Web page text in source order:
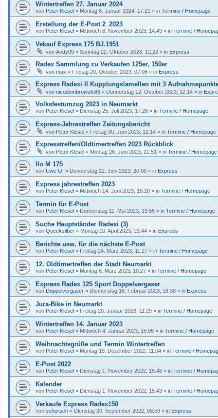
Wintertreffen 27. Januar 2024
von Peter Klesel » Montag 8. Januar 2024, 17:21 » in Termine / Homepage
Erstellung der E-Post 2_2023
von Peter Klesel » Mittwoch 8. November 2023, 14:49 » in Termine /
Vekauf Express 175 BJ.1951
von Andy09 » Sonntag 22. Oktober 2023, 12:22 » in Express
Radex Sammlung zu Verkaufen 125er, 150er
von max » Freitag 20. Oktober 2023, 07:06 » in Express
Express Radexi II Kupplungslamellen mit 3
von nicodombrowski86 » Donnerstag 12. Oktober 2023, 12:14 » in
Volksfestumzug 2023 in Neumarkt
von Peter Klesel » Dienstag 25. Juli 2023, 17:28 » in Termine / Homepage
Express-Jahrestreffen Zeitungsbericht
von Peter Klesel » Freitag 30. Juni 2023, 12:14 » in Termine / Homepage
Expresstreffen/Oldtimertreffen 2023 Rückblick
von Peter Klesel » Montag 26. Juni 2023, 21:51 » in Termine / Homepage
Ilo M 175
von Uwe O. » Donnerstag 22. Juni 2023, 20:00 » in Express
Express jahrestreffen 2023
von Peter Klesel » Mittwoch 14. Juni 2023, 15:20 » in Termine / Homepage
Termin für E-Post
von Peter Klesel » Donnerstag 11. Mai 2023, 19:55 » in Termine / Homepage
Suche Hauptständer Radexi (3)
von Quecksilber » Montag 10. April 2023, 23:44 » in Express
Berichte usw, für die nächste E-Post
von Peter Klesel » Freitag 24. März 2023, 11:27 » in Termine / Homepage
12. Oldtimertreffen der Stadt Neumarkt
von Peter Klesel » Montag 6. März 2023, 10:27 » in Termine / Homepage
Express Radex 125 Sport Doppelvergaser
von Doppelvergaser » Donnerstag 16. Februar 2023, 18:38 » in Express
Jura-Bike in Neumarkt
von Peter Klesel » Freitag 20. Januar 2023, 11:29 » in Termine / Homepage
Wintertreffen 14. Januar 2023
von Peter Klesel » Mittwoch 4. Januar 2023, 15:06 » in Termine / Homepage
Weihnachtsgrüße und Termin Wintertreffen
von Peter Klesel » Montag 19. Dezember 2022, 11:04 » in Termine /
E-Post 2022
von Peter Klesel » Dienstag 1. November 2022, 15:48 » in Termine /
Kalender
von Peter Klesel » Dienstag 1. November 2022, 15:43 » in Termine /
Verkaufe Express Radex150
von schorsch » Dienstag 20. September 2022, 08:59 » in Express